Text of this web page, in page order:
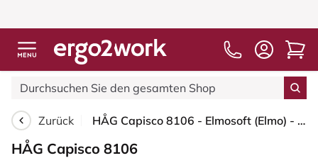
Zurück HÅG Capisco 8106 - Elmosoft (Elmo) - Semi-Anilinleder - EL33004 - Cognac - Schwarz - 265 mm (Sitzhöhe 53-79cm) - Weiche Rollen für harte Böden
HÅG Capisco 8106